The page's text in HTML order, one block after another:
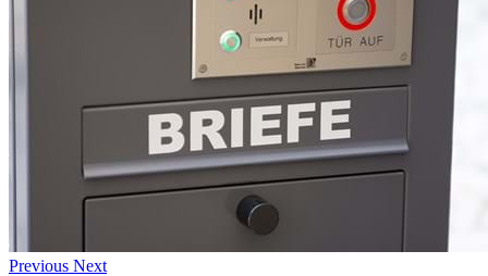
Previous Next